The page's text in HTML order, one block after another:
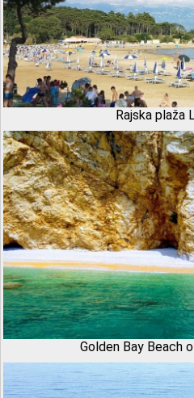
Rajska plaža
Golden Bay Beach